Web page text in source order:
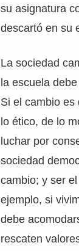
su asignatura
descartó en su
La sociedad
la escuela
Si el cambio es
lo ético, de lo
luchar por
sociedad
cambio; y ser
ejemplo, si
debe
rescaten